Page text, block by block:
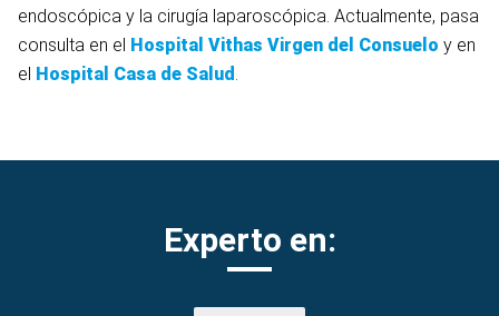
endoscópica y la cirugía laparoscópica. Actualmente, pasa
consulta en el Hospital Vithas Virgen del Consuelo y en
el Hospital Casa de Salud .
Experto en: